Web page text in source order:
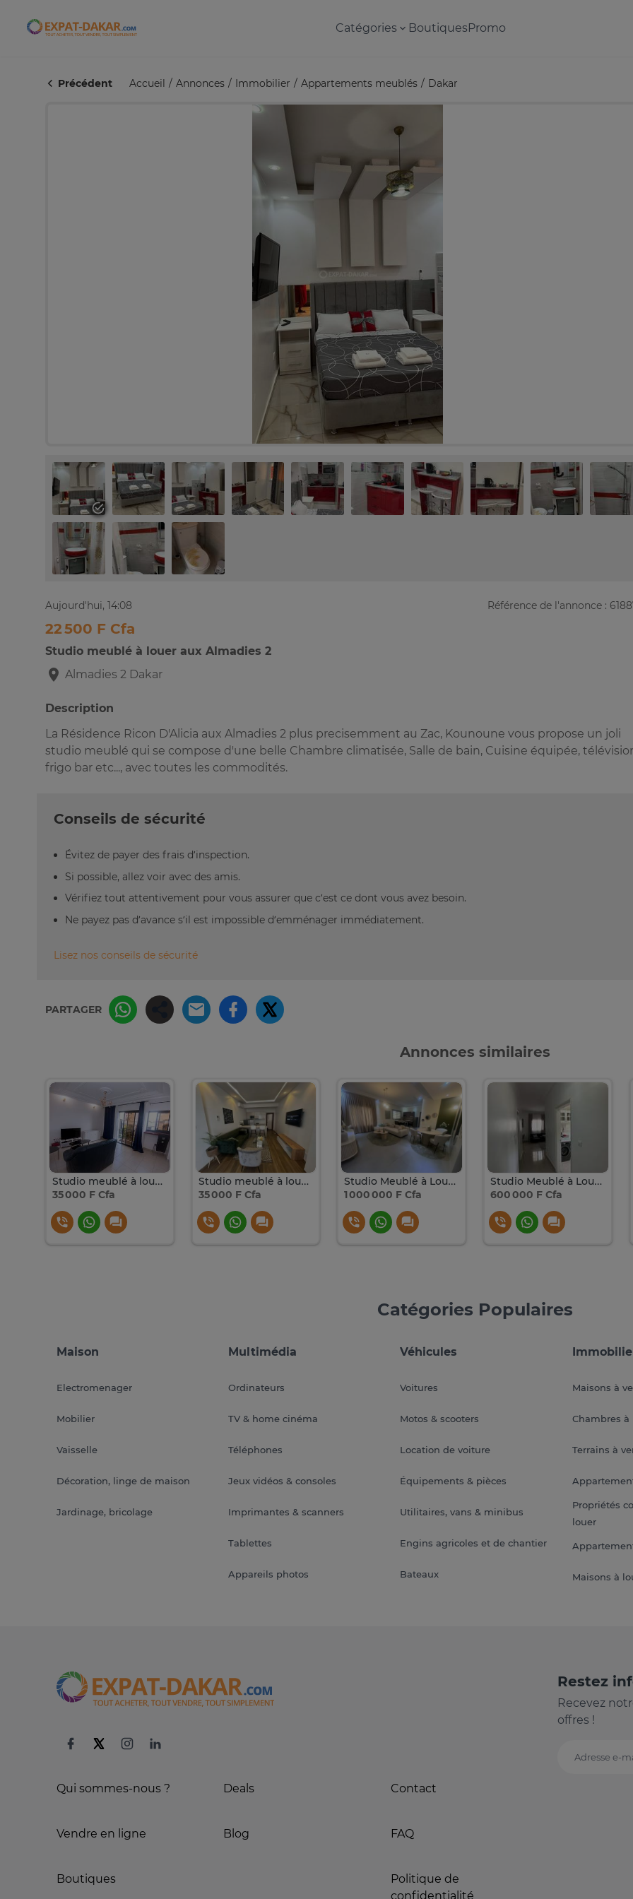
Expat-Dakar Catégories BoutiquesPromo
Précédent Accueil Annonces Immobilier Appartements meublés Dakar
Aujourd'hui, 14:08 Référence de l'annonce :
22 500 F Cfa
Studio meublé à louer aux Almadies 2
Almadies 2 Dakar
Description
La Résidence Ricon D'Alicia aux Almadies 2 plus precisemment au Zac, Kounoune vous propose un joli
studio meublé qui se compose d'une belle Chambre climatisée, Salle de bain, Cuisine équipée,
frigo bar etc..., avec toutes les commodités.
Conseils de sécurité
Évitez de payer des frais d’inspection.
Si possible, allez voir avec des amis.
Vérifiez tout attentivement pour vous assurer que c’est ce dont vous avez besoin.
Ne payez pas d’avance s’il est impossible d’emménager immédiatement.
Lisez nos conseils de sécurité
PARTAGER
Annonces similaires
Studio meublé à louer aux Almadies
35 000 F Cfa
Studio meublé à louer aux Almadies
35 000 F Cfa
Studio Meublé à Louer aux Point E
1 000 000 F Cfa
Studio Meublé à Louer aux PointE
600 000 F Cfa
Catégories Populaires
Maison
Electromenager
Mobilier
Vaisselle
Décoration, linge de maison
Jardinage, bricolage
Multimédia
Ordinateurs
TV & home cinéma
Téléphones
Jeux vidéos & consoles
Imprimantes & scanners
Tablettes
Appareils photos
Véhicules
Voitures
Motos & scooters
Location de voiture
Équipements & pièces
Utilitaires, vans & minibus
Engins agricoles et de chantier
Bateaux
Maisons à
Chambres à
Terrains à
Propriétés
louer
Maisons à
Qui sommes-nous ?
Vendre en ligne
Boutiques
Deals
Blog
Contact
FAQ
Politique de
confidentialité
Restez
Recevez
offres !
Adresse e-